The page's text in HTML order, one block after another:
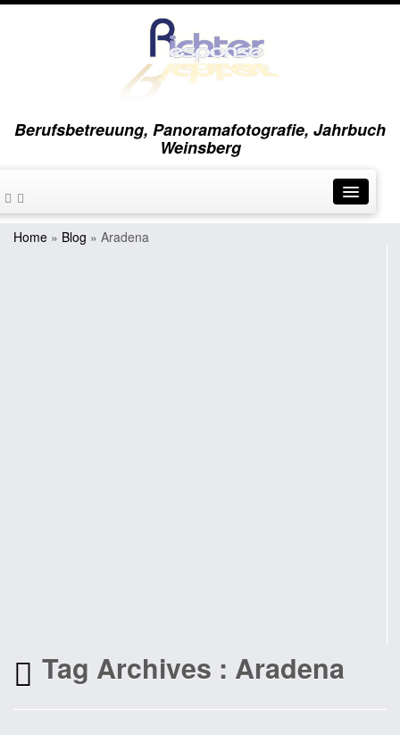
Berufsbetreuung, Panoramafotografie, Jahrbuch
Weinsberg
Home » Blog » Aradena
Tag Archives : Aradena